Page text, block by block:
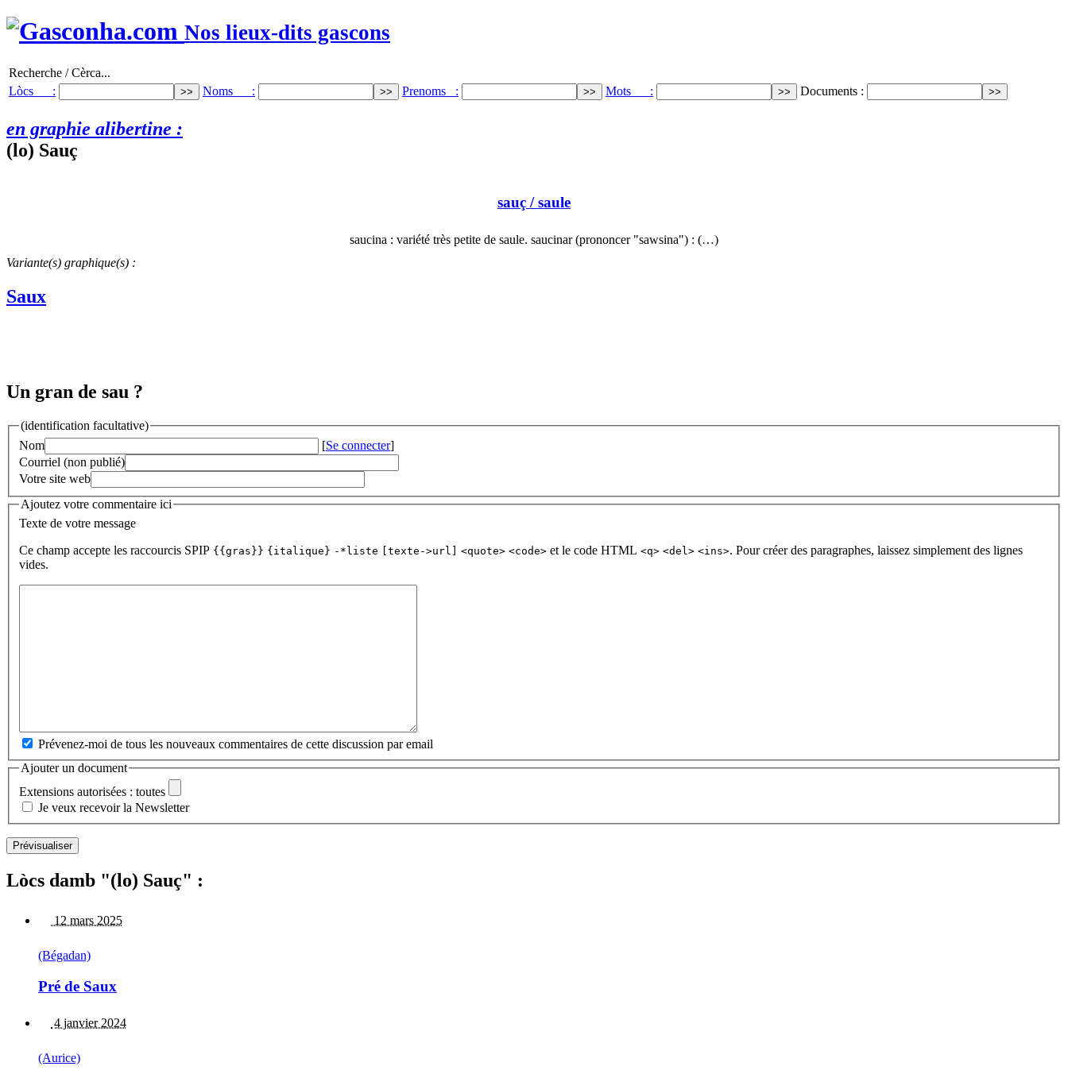
Nos lieux-dits gascons
Recherche / Cèrca...
Lòcs :
Noms : Prenoms : Mots : Documents :
en graphie alibertine :
(lo) Sauç
sauç / saule
saucina : variété très petite de saule. saucinar (prononcer "sawsina") : (…)
Variante(s) graphique(s) :
Saux
Un gran de sau ?
(identification facultative)
Nom
[Se connecter]
Courriel (non publié)
Votre site web
Ajoutez votre commentaire ici
Texte de votre message
Ce champ accepte les raccourcis SPIP {{gras}} {italique} -*liste [texte->url] <quote> <code> et le code HTML <q> <del> <ins>. Pour créer des paragraphes, laissez simplement des lignes
vides.
Prévenez-moi de tous les nouveaux commentaires de cette discussion par email
Ajouter un document
Extensions autorisées : toutes
Je veux recevoir la Newsletter
Lòcs damb "(lo) Sauç" :
12 mars 2025
(Bégadan)
Pré de Saux
4 janvier 2024
(Aurice)